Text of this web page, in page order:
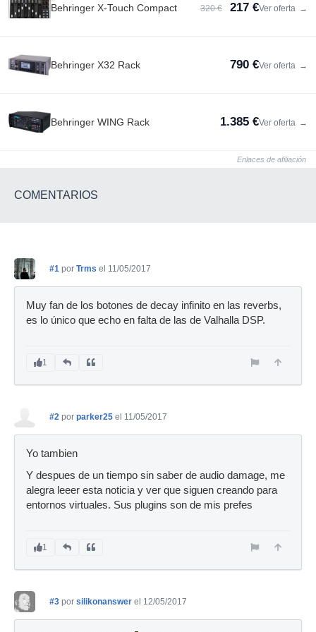
Behringer X-Touch Compact 320 € 217 €Ver oferta →
Behringer X32 Rack 790 €Ver oferta →
Behringer WING Rack 1.385 €Ver oferta →
Enlaces de afiliación
COMENTARIOS
#1 por Trms el 11/05/2017
Muy fan de los botones de decay infinito en las reverbs,
es lo único que echo en falta de las de Valhalla DSP.
1
#2 por parker25 el 11/05/2017
Yo tambien
Y despues de un tiempo sin saber de audio damage, me
alegra leeer esta noticia y ver que siguen creando para
entornos virtuales. Sus plugins son de mis prefes
1
#3 por silikonanswer el 12/05/2017